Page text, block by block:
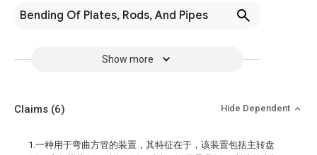
Bending Of Plates, Rods, And Pipes
Show more
Claims (6) Hide Dependent
1.一种用于弯曲方管的装置，其特征在于，该装置包括主转盘